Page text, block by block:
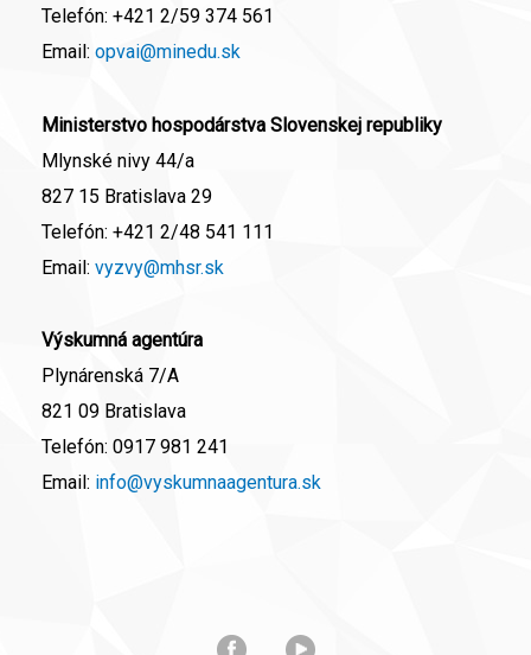
Telefón: +421 2/59 374 561
Email: opvai@minedu.sk
Ministerstvo hospodárstva Slovenskej republiky
Mlynské nivy 44/a
827 15 Bratislava 29
Telefón: +421 2/48 541 111
Email: vyzvy@mhsr.sk
Výskumná agentúra
Plynárenská 7/A
821 09 Bratislava
Telefón: 0917 981 241
Email: info@vyskumnaagentura.sk